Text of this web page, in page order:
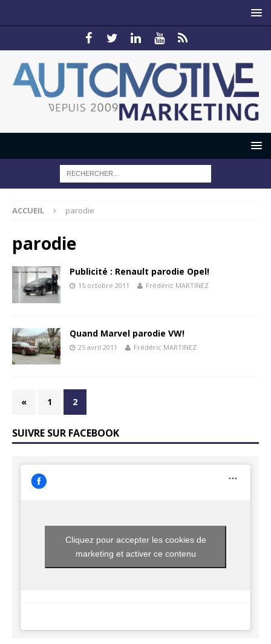
ACCUEIL parodie
parodie
Publicité : Renault parodie Opel!
15 octobre 2011 Frédéric MARTINEZ
Quand Marvel parodie VW!
25 avril 2011 Frédéric MARTINEZ
« 1 2
SUIVRE SUR FACEBOOK
Cliquez pour accepter les cookies de
marketing et activer ce contenu